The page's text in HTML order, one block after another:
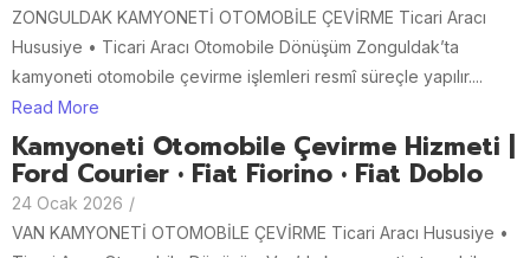
ZONGULDAK KAMYONETİ OTOMOBİLE ÇEVİRME Ticari Aracı
Hususiye • Ticari Aracı Otomobile Dönüşüm Zonguldak’ta
kamyoneti otomobile çevirme işlemleri resmî süreçle yapılır....
Read More
Kamyoneti Otomobile Çevirme Hizmeti |
Ford Courier • Fiat Fiorino • Fiat Doblo
24 Ocak 2026 /
VAN KAMYONETİ OTOMOBİLE ÇEVİRME Ticari Aracı Hususiye •